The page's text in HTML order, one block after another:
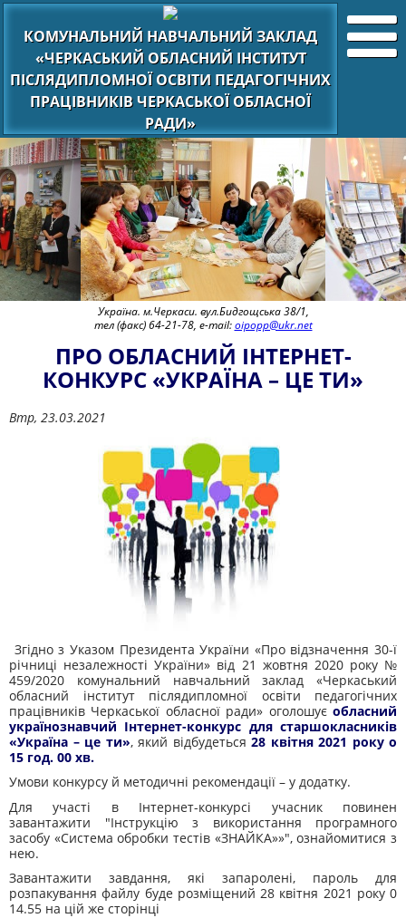
КОМУНАЛЬНИЙ НАВЧАЛЬНИЙ ЗАКЛАД
«ЧЕРКАСЬКИЙ ОБЛАСНИЙ ІНСТИТУТ
ПІСЛЯДИПЛОМНОЇ ОСВІТИ ПЕДАГОГІЧНИХ
ПРАЦІВНИКІВ ЧЕРКАСЬКОЇ ОБЛАСНОЇ
РАДИ»
Україна. м.Черкаси. вул.Бидгощська 38/1,
тел (факс) 64-21-78, e-mail:oipopp@ukr.net
ПРО ОБЛАСНИЙ ІНТЕРНЕТ-
КОНКУРС «УКРАЇНА – ЦЕ ТИ»
Втр, 23.03.2021
Згідно з Указом Президента України «Про відзначення 30-ї
річниці незалежності України» від 21 жовтня 2020 року №
459/2020 комунальний навчальний заклад «Черкаський
обласний інститут післядипломної освіти педагогічних
працівників Черкаської обласної ради» оголошує обласний
українознавчий Інтернет-конкурс для старшокласників
«Україна – це ти», який відбудеться 28 квітня 2021 року о
15 год. 00 хв.
Умови конкурсу й методичні рекомендації – у додатку.
Для участі в Інтернет-конкурсі учасник повинен
завантажити "Інструкцію з використання програмного
засобу «Система обробки тестів «ЗНАЙКА»»", ознайомитися з
нею.
Завантажити завдання, які запаролені, пароль для
розпакування файлу буде розміщений 28 квітня 2021 року 0
14.55 на цій же сторінці